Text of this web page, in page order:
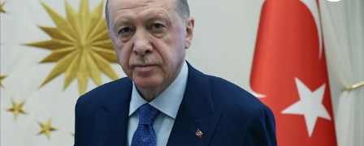
Ramazan
Resmi İlanlar
Rüya Tabirleri
Sağlık